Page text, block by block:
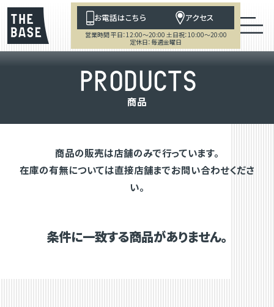
お電話はこちら アクセス
営業時間 平日：12:00～20:00 土日祝：10:00～20:00
定休日：毎週金曜日
PRODUCTS
商品
商品の販売は店舗のみで行っています。
在庫の有無については直接店舗までお問い合わせくださ
い。
条件に一致する商品がありません。